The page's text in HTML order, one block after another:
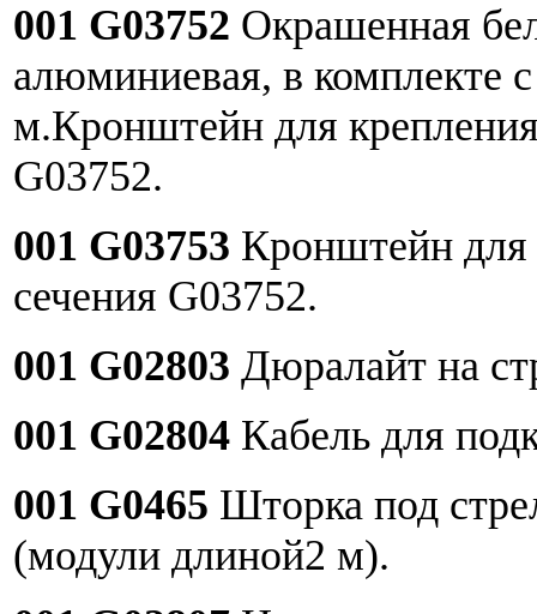
001 G03752 Окрашенная
алюминиевая, в комплекте
м.Кронштейн для
G03752.
001 G03753 Кронштейн для
сечения G03752.
001 G02803 Дюралайт на
001 G02804 Кабель для
001 G0465 Шторка под
(модули длиной2 м).